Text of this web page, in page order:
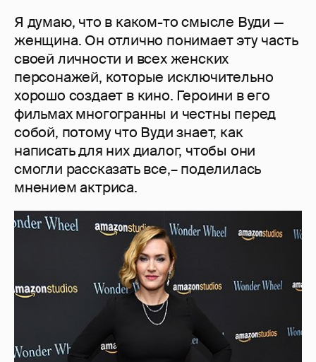
Я думаю, что в каком-то смысле Вуди —
женщина. Он отлично понимает эту часть
своей личности и всех женских
персонажей, которые исключительно
хорошо создает в кино. Героини в его
фильмах многогранны и честны перед
собой, потому что Вуди знает, как
написать для них диалог, чтобы они
смогли рассказать все,– поделилась
мнением актриса.